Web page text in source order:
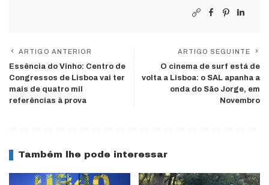
ARTIGO ANTERIOR
Essência do Vinho: Centro de
Congressos de Lisboa vai ter
mais de quatro mil
referências à prova
ARTIGO SEGUINTE
O cinema de surf está de
volta a Lisboa: o SAL apanha a
onda do São Jorge, em
Novembro
Também lhe pode interessar